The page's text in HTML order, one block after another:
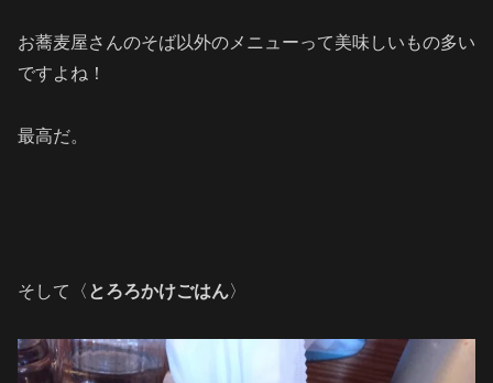
お蕎麦屋さんのそば以外のメニューって美味しいもの多い
ですよね！
最高だ。
そして〈 とろろかけごはん〉